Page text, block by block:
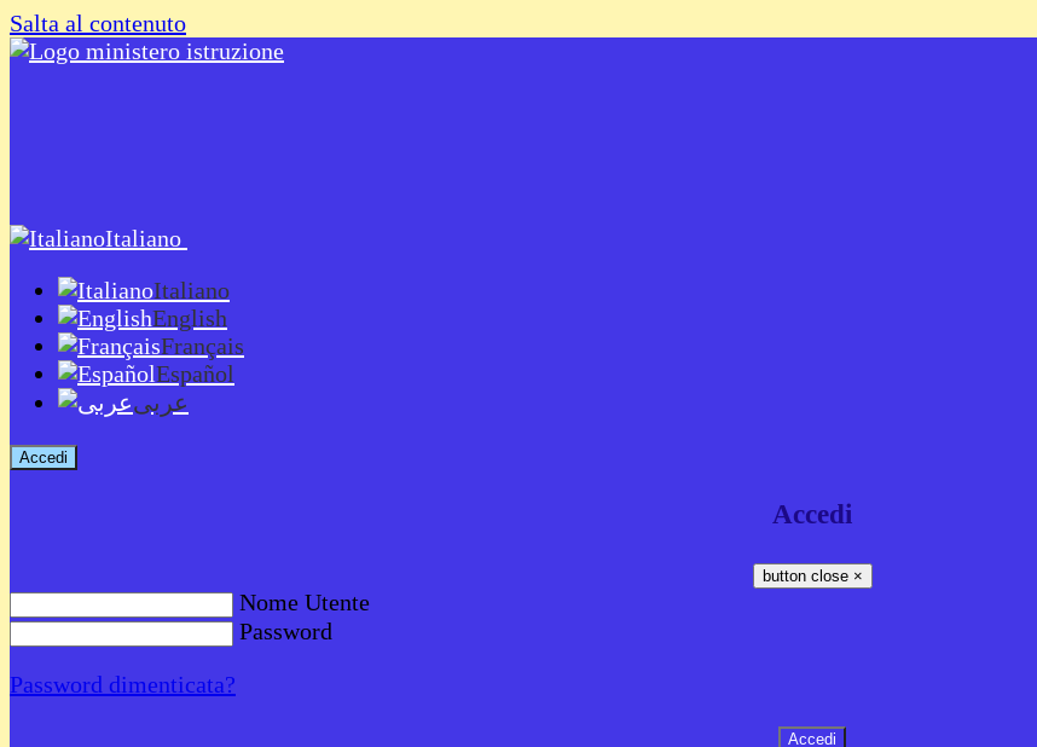
Salta al contenuto
Italiano
Italiano
English
Français
Español
عربى
Accedi
Accedi
button close ×
Nome Utente
Password
Password dimenticata?